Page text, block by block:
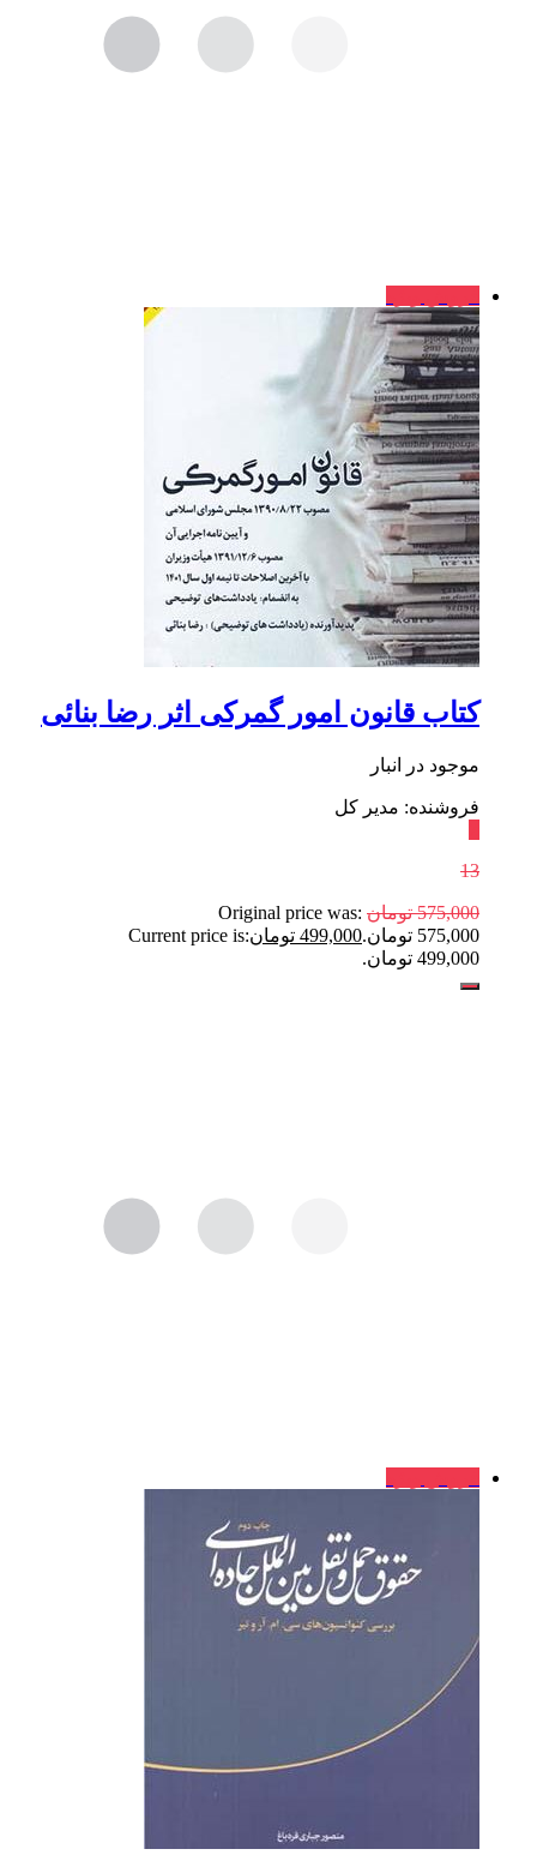
کتاب قانون امور گمرکی اثر رضا بنائی
موجود در انبار
فروشنده: مدیر کل
13
575,000 تومان Original price was:
575,000 تومان.
499,000 تومانCurrent price is:
499,000 تومان.